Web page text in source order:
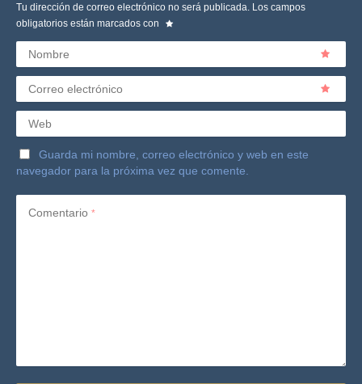
Tu dirección de correo electrónico no será publicada. Los campos
obligatorios están marcados con
Nombre
Correo electrónico
Web
Guarda mi nombre, correo electrónico y web en este
navegador para la próxima vez que comente.
Comentario *